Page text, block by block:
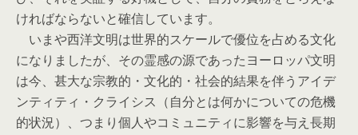
ければならないと確信しています。
いまや西洋文明は世界的スケールで優位を占める文化
になりましたが、その霊感の源であったヨーロッパ文明
は今、甚大な宗教的・文化的・社会的結果を伴うアイデ
ンティティ・クライシス（自分とは何かについての危機
的状況）、つまり個人やコミュニティに影響を与え長期